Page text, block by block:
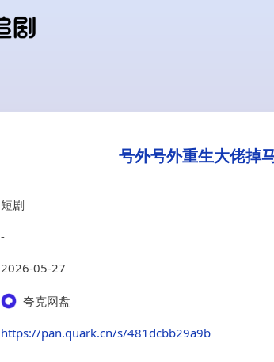
号外号外重生大佬掉
短剧
-
2026-05-27
夸克网盘
https://pan.quark.cn/s/481dcbb29a9b